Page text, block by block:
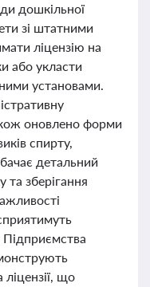
дошкільної
зі штатними
ліцензію на
або укласти
установами.
оновлено форми
спирту,
детальний
та зберігання
Підприємства
що